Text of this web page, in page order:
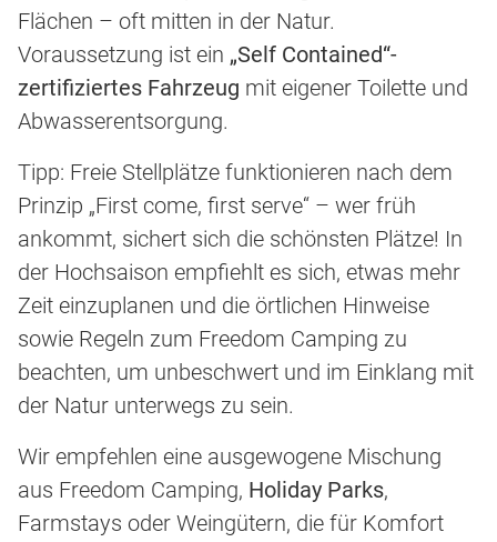
Flächen – oft mitten in der Natur.
Voraussetzung ist ein „Self Contained“-
zertifiziertes Fahrzeug mit eigener Toilette und
Abwasserentsorgung.
Tipp: Freie Stellplätze funktionieren nach dem
Prinzip „First come, first serve“ – wer früh
ankommt, sichert sich die schönsten Plätze! In
der Hochsaison empfiehlt es sich, etwas mehr
Zeit einzuplanen und die örtlichen Hinweise
sowie Regeln zum Freedom Camping zu
beachten, um unbeschwert und im Einklang mit
der Natur unterwegs zu sein.
Wir empfehlen eine ausgewogene Mischung
aus Freedom Camping, Holiday Parks,
Farmstays oder Weingütern, die für Komfort